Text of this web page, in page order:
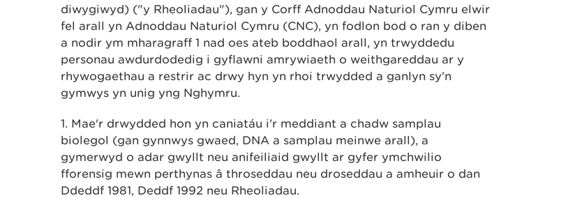
diwygiwyd) ("y Rheoliadau"), gan y Corff Adnoddau Naturiol Cymru elwir
fel arall yn Adnoddau Naturiol Cymru (CNC), yn fodlon bod o ran y diben
a nodir ym mharagraff 1 nad oes ateb boddhaol arall, yn trwyddedu
personau awdurdodedig i gyflawni amrywiaeth o weithgareddau ar y
rhywogaethau a restrir ac drwy hyn yn rhoi trwydded a ganlyn sy'n
gymwys yn unig yng Nghymru.
1. Mae'r drwydded hon yn caniatáu i'r meddiant a chadw samplau
biolegol (gan gynnwys gwaed, DNA a samplau meinwe arall), a
gymerwyd o adar gwyllt neu anifeiliaid gwyllt ar gyfer ymchwilio
fforensig mewn perthynas â throseddau neu droseddau a amheuir o dan
Ddeddf 1981, Deddf 1992 neu Rheoliadau.